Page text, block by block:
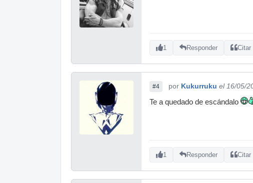
1 Responder Citar
#4 por Kukurruku el 16/05/
Te a quedado de escándalo
1 Responder Citar